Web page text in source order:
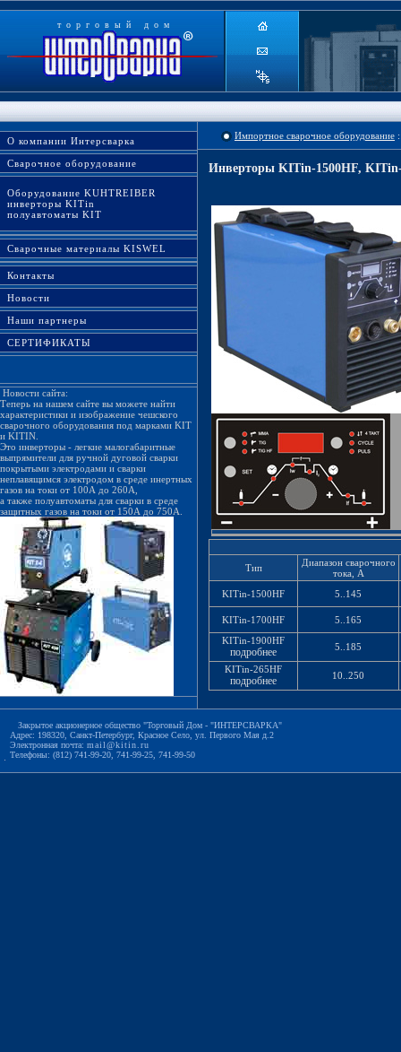
торговый дом
О компании Интерсварка
Сварочное оборудование
Оборудование KUHTREIBER
инверторы KITin
полуавтоматы KIT
Сварочные материалы KISWEL
Контакты
Новости
Наши партнеры
СЕРТИФИКАТЫ
Новости сайта:
Теперь на нашем сайте вы можете найти
характеристики и изображение чешского
сварочного оборудования под марками KIT
и KITIN.
Это инверторы - легкие малогабаритные
выпрямители для ручной дуговой сварки
покрытыми электродами и сварки
неплавящимся электродом в среде инертных
газов на токи от 100А до 260А,
а также полуавтоматы для сварки в среде
защитных газов на токи от 150А до 750А.
Импортное сварочное оборудование
Инверторы KITin-1500HF,
Тип
Диапазон сварочного
тока, А
KITin-1500HF
5..145
KITin-1700HF
5..165
KITin-1900HF
подробнее 5..185
KITin-265HF
подробнее 10..250
Закрытое акционерное общество "Торговый Дом - "ИНТЕРСВАРКА"
Адрес: 198320, Санкт-Петербург, Красное Село, ул. Первого Мая д.2
Электронная почта: mail@kitin.ru
Телефоны: (812) 741-99-20, 741-99-25, 741-99-50